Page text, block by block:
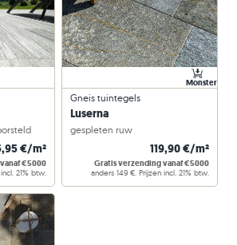
€/m²
€5000
21% btw.
Gneis tuintegels
Luserna
gespleten ruw
119,90 €/m²
Gratis verzending vanaf €5000
anders 149 €. Prijzen incl. 21% btw.
Monster